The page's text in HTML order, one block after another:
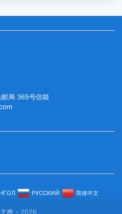
局 365号信箱
РУССКИЙ 简体中文
声 - 2026